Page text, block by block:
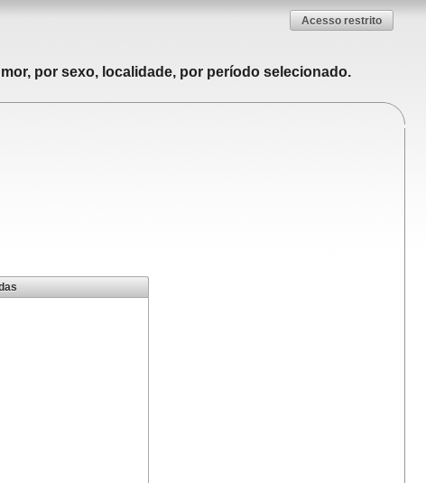
Acesso restrito
por sexo, localidade, por período selecionado.